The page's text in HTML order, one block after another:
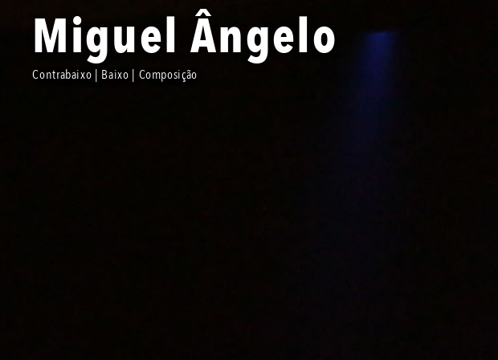
Miguel Ângelo
Contrabaixo | Baixo | Composição